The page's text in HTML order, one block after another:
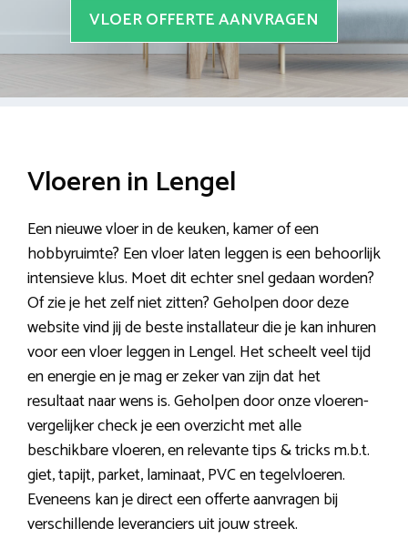
VLOER OFFERTE AANVRAGEN
Vloeren in Lengel
Een nieuwe vloer in de keuken, kamer of een
hobbyruimte? Een vloer laten leggen is een behoorlijk
intensieve klus. Moet dit echter snel gedaan worden?
Of zie je het zelf niet zitten? Geholpen door deze
website vind jij de beste installateur die je kan inhuren
voor een vloer leggen in Lengel. Het scheelt veel tijd
en energie en je mag er zeker van zijn dat het
resultaat naar wens is. Geholpen door onze vloeren-
vergelijker check je een overzicht met alle
beschikbare vloeren, en relevante tips & tricks m.b.t.
giet, tapijt, parket, laminaat, PVC en tegelvloeren.
Eveneens kan je direct een offerte aanvragen bij
verschillende leveranciers uit jouw streek.